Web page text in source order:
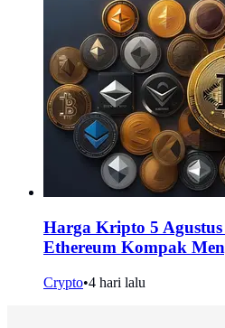
Harga Kripto 5
Ethereum Kompak
Crypto•4 hari lalu